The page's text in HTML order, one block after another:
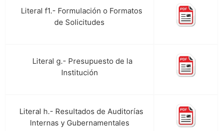
Literal f1.- Formulación o Formatos
de Solicitudes
Literal g.- Presupuesto de la
Institución
Literal h.- Resultados de Auditorías
Internas y Gubernamentales